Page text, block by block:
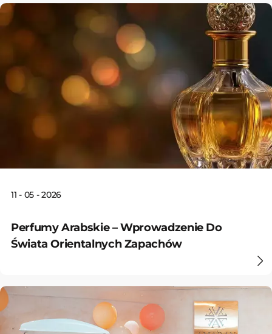
11 - 05 - 2026
Perfumy Arabskie – Wprowadzenie Do
Świata Orientalnych Zapachów